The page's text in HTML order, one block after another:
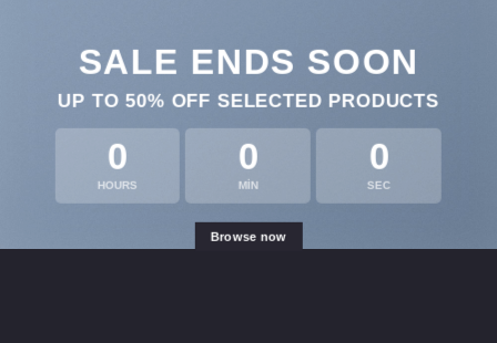
SALE ENDS SOON
UP TO50% OFF SELECTED PRODUCTS
0
HOURS
0
MIN
0
SEC
Browse now